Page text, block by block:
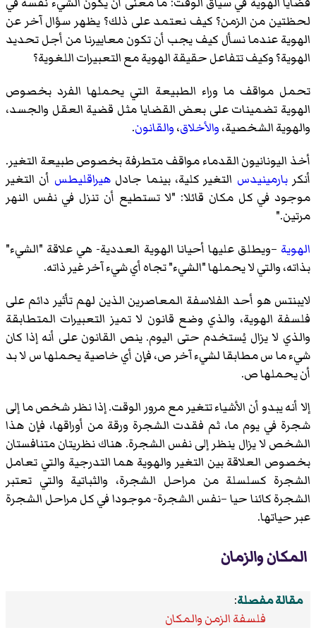
لحظتين من الزمن؟ كيف نعتمد على ذلك؟ يظهر سؤال آخر عن
الهوية عندما نسأل كيف يجب أن تكون معاييرنا من أجل تحديد
الهوية؟ وكيف تتفاعل حقيقة الهوية مع التعبيرات اللغوية؟
تحمل مواقف ما وراء الطبيعة التي يحملها الفرد بخصوص
الهوية تضمينات على بعض القضايا مثل قضية العقل والجسد،
والهوية الشخصية،والأخلاق،والقانون.
أخذ اليونانيون القدماء مواقف متطرفة بخصوص طبيعة التغير.
أنكربارمينيدس التغير كلية، بينما جادلهيراقليطس أن التغير
موجود في كل مكان قائلا: "لا تستطيع أن تنزل في نفس النهر
مرتين."
الهوية –ويطلق عليها أحيانا الهوية العددية- هي علاقة "الشيء"
بذاته، والتي لا يحملها "الشيء" تجاه أي شيء آخر غير ذاته.
لايبنتس هو أحد الفلاسفة المعاصرين الذين لهم تأثير دائم على
فلسفة الهوية، والذي وضع قانون لا تميز التعبيرات المتطابقة
والذي لا يزال يُستخدم حتى اليوم. ينص القانون على أنه إذا كان
شيء ما س مطابقا لشيء آخر ص، فإن أي خاصية يحملها س لا بد
أن يحملها ص.
إلا أنه يبدو أن الأشياء تتغير مع مرور الوقت. إذا نظر شخص ما إلى
شجرة في يوم ما، ثم فقدت الشجرة ورقة من أوراقها، فإن هذا
الشخص لا يزال ينظر إلى نفس الشجرة. هناك نظريتان متنافستان
بخصوص العلاقة بين التغير والهوية هما التدرجية والتي تعامل
الشجرة كسلسلة من مراحل الشجرة، والثباتية والتي تعتبر
الشجرة كائنا حيا –نفس الشجرة- موجودا في كل مراحل الشجرة
عبر حياتها.
المكان والزمان
مقالة مفصلة:
فلسفة الزمن والمكان